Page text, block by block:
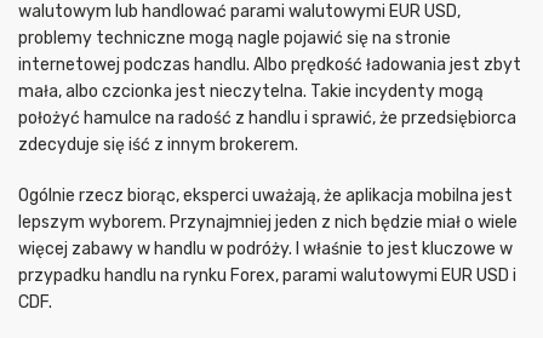
walutowym lub handlować parami walutowymi EUR USD,
problemy techniczne mogą nagle pojawić się na stronie
internetowej podczas handlu. Albo prędkość ładowania jest zbyt
mała, albo czcionka jest nieczytelna. Takie incydenty mogą
położyć hamulce na radość z handlu i sprawić, że przedsiębiorca
zdecyduje się iść z innym brokerem.
Ogólnie rzecz biorąc, eksperci uważają, że aplikacja mobilna jest
lepszym wyborem. Przynajmniej jeden z nich będzie miał o wiele
więcej zabawy w handlu w podróży. I właśnie to jest kluczowe w
przypadku handlu na rynku Forex, parami walutowymi EUR USD i
CDF.